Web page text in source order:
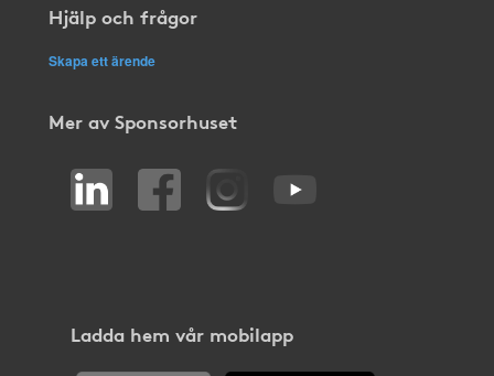
Hjälp och frågor
Skapa ett ärende
Mer av Sponsorhuset
Ladda hem vår mobilapp